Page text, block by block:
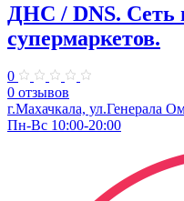
ДНС / DNS. ​Сеть
супермаркетов.
0
0 отзывов
г.Махачкала, ул.Генерала
Пн-Вс 10:00-20:00